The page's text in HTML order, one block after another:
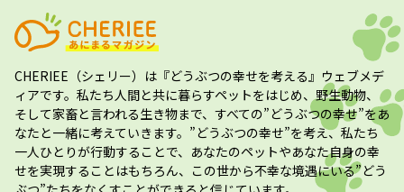
CHERIEE（シェリー） は『どうぶつの幸せを考える』ウェブメデ
ィアです。私たち人間と共に暮らすペットをはじめ、野生動物、
そして家畜と言われる生き物まで、すべての”どうぶつの幸せ”をあ
なたと一緒に考えていきます。”どうぶつの幸せ”を考え、私たち
一人ひとりが行動することで、あなたのペットやあなた自身の幸
せを実現することはもちろん、この世から不幸な境遇にいる”どう